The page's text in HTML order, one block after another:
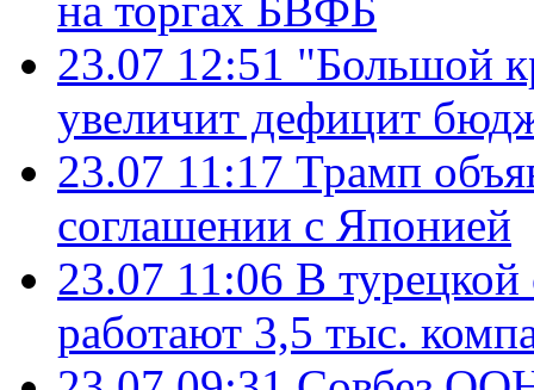
23.07 12:51 "Большой
увеличит дефицит
23.07 11:17 Трамп
соглашении с Японией
23.07 11:06 В
работают 3,5 тыс.